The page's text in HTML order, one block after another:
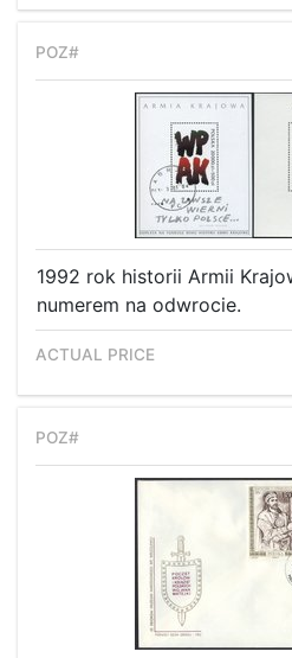
1992 rok historii Armii
numerem na odwrocie.